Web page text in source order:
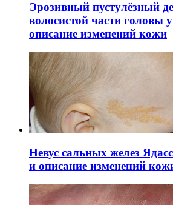
Эрозивный пустулёзный
волосистой части головы
описание изменений кожи
Невус сальных желез
и описание изменений